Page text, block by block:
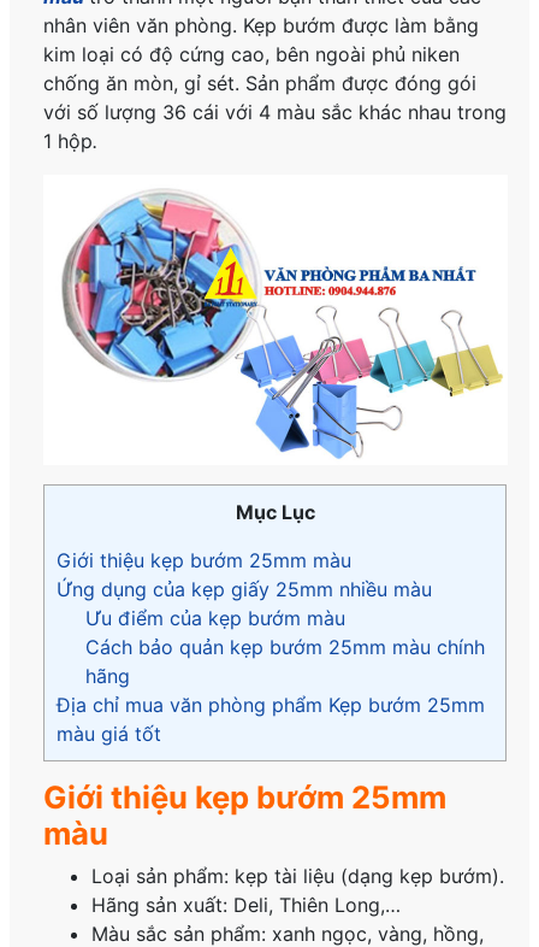
nhân viên văn phòng. Kẹp bướm được làm bằng
kim loại có độ cứng cao, bên ngoài phủ niken
chống ăn mòn, gỉ sét. Sản phẩm được đóng gói
với số lượng 36 cái với 4 màu sắc khác nhau trong
1 hộp.
Mục Lục
Giới thiệu kẹp bướm 25mm màu
Ứng dụng của kẹp giấy 25mm nhiều màu
Ưu điểm của kẹp bướm màu
Cách bảo quản kẹp bướm 25mm màu chính
hãng
Địa chỉ mua văn phòng phẩm Kẹp bướm 25mm
màu giá tốt
Giới thiệu kẹp bướm 25mm
màu
Loại sản phẩm: kẹp tài liệu (dạng kẹp bướm).
Hãng sản xuất: Deli, Thiên Long,…
Màu sắc sản phẩm: xanh ngọc, vàng, hồng,